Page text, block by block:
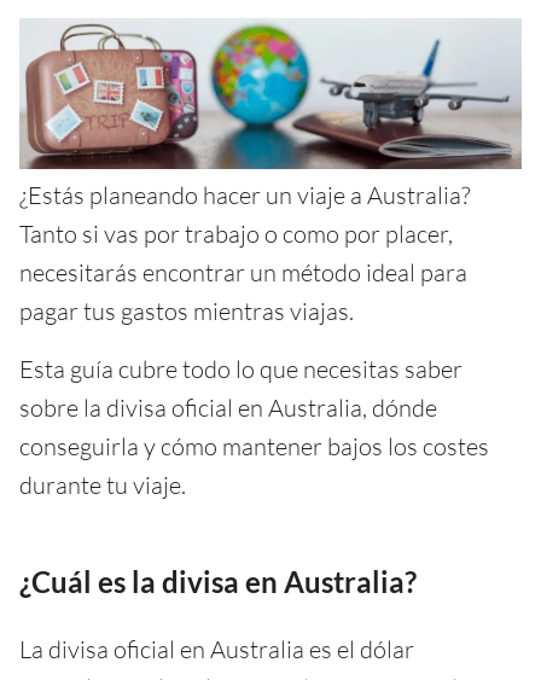
¿Estás planeando hacer un viaje a Australia?
Tanto si vas por trabajo o como por placer,
necesitarás encontrar un método ideal para
pagar tus gastos mientras viajas.
Esta guía cubre todo lo que necesitas saber
sobre la divisa oficial en Australia, dónde
conseguirla y cómo mantener bajos los costes
durante tu viaje.
¿Cuál es la divisa en Australia?
La divisa oficial en Australia es el dólar